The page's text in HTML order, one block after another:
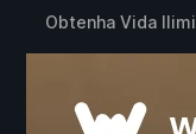
Obtenha Vida